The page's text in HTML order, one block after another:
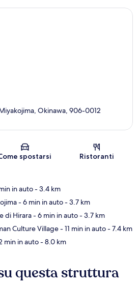
Mappa
Okinawa, 906-0012
spostarsi Ristoranti
in auto- 3.4 km
- 6 min in auto- 3.7 km
di Hirara- 6 min in auto- 3.7 km
Culture Village- 11 min in auto- 7.4 km
min in auto- 8.0 km
questa struttura